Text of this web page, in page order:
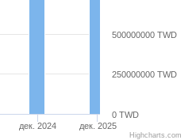
дек. 2024 дек. 2025
0 TWD
250000000 TWD
500000000 TWD
Highcharts.com